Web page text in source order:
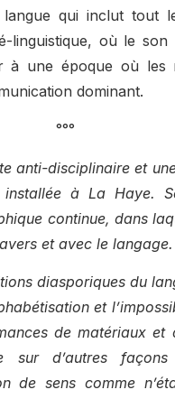
qui inclut tout
linguistique, où le
à une époque où les
dominant.
°°°
anti-disciplinaire et
installée à La Haye.
continue, dans
et avec le langage.
diasporiques du
et
de matériaux et
sur d’autres
de sens comme